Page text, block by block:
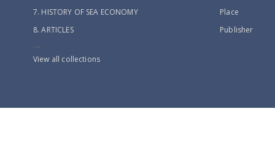
7. HISTORY OF SEA ECONOMY
8. ARTICLES
...
View all collections
Place
Publisher